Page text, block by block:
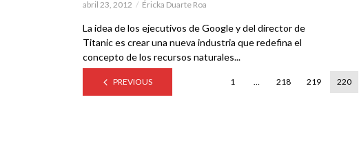
abril 23, 2012 Éricka Duarte Roa
La idea de los ejecutivos de Google y del director de
Titanic es crear una nueva industria que redefina el
concepto de los recursos naturales...
PREVIOUS 1 … 218 219 220